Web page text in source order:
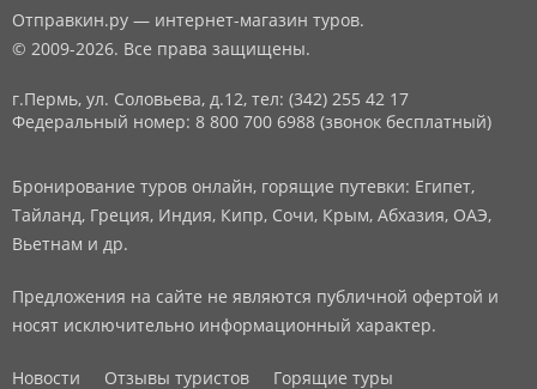
Отправкин.ру — интернет-магазин туров.
© 2009-2026. Все права защищены.
г.Пермь, ул. Соловьева, д.12, тел: (342) 255 42 17
Федеральный номер: 8 800 700 6988 (звонок бесплатный)
Бронирование туров онлайн, горящие путевки: Египет,
Тайланд, Греция, Индия, Кипр, Сочи, Крым, Абхазия, ОАЭ,
Вьетнам и др.
Предложения на сайте не являются публичной офертой и
носят исключительно информационный характер.
Новости Отзывы туристов Горящие туры